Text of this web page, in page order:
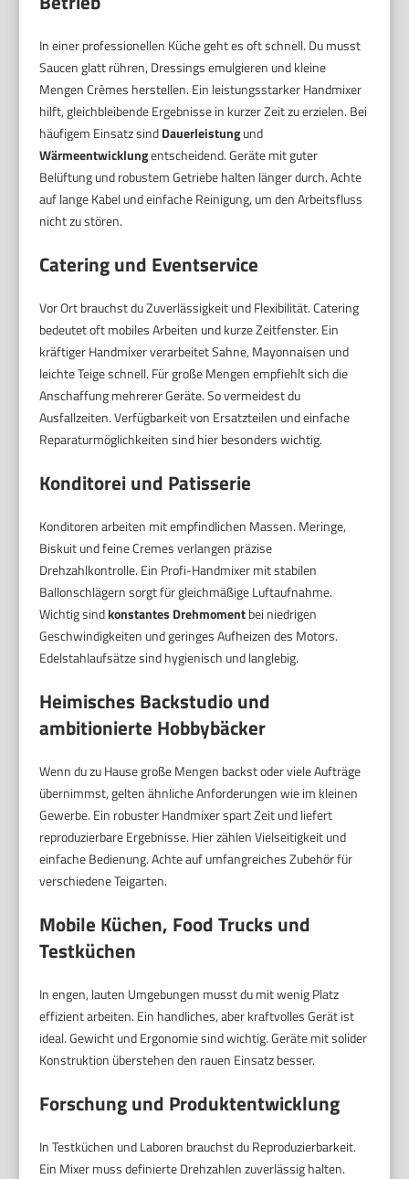
In einer professionellen Küche geht es oft schnell. Du musst
Saucen glatt rühren, Dressings emulgieren und kleine
Mengen Crèmes herstellen. Ein leistungsstarker Handmixer
hilft, gleichbleibende Ergebnisse in kurzer Zeit zu erzielen. Bei
häufigem Einsatz sindDauerleistungund
Wärmeentwicklungentscheidend. Geräte mit guter
Belüftung und robustem Getriebe halten länger durch. Achte
auf lange Kabel und einfache Reinigung, um den Arbeitsfluss
nicht zu stören.
Catering und Eventservice
Vor Ort brauchst du Zuverlässigkeit und Flexibilität. Catering
bedeutet oft mobiles Arbeiten und kurze Zeitfenster. Ein
kräftiger Handmixer verarbeitet Sahne, Mayonnaisen und
leichte Teige schnell. Für große Mengen empfiehlt sich die
Anschaffung mehrerer Geräte. So vermeidest du
Ausfallzeiten. Verfügbarkeit von Ersatzteilen und einfache
Reparaturmöglichkeiten sind hier besonders wichtig.
Konditorei und Patisserie
Konditoren arbeiten mit empfindlichen Massen. Meringe,
Biskuit und feine Cremes verlangen präzise
Drehzahlkontrolle. Ein Profi-Handmixer mit stabilen
Ballonschlägern sorgt für gleichmäßige Luftaufnahme.
Wichtig sindkonstantes Drehmomentbei niedrigen
Geschwindigkeiten und geringes Aufheizen des Motors.
Edelstahlaufsätze sind hygienisch und langlebig.
Heimisches Backstudio und
ambitionierte Hobbybäcker
Wenn du zu Hause große Mengen backst oder viele Aufträge
übernimmst, gelten ähnliche Anforderungen wie im kleinen
Gewerbe. Ein robuster Handmixer spart Zeit und liefert
reproduzierbare Ergebnisse. Hier zählen Vielseitigkeit und
einfache Bedienung. Achte auf umfangreiches Zubehör für
verschiedene Teigarten.
Mobile Küchen, Food Trucks und
Testküchen
In engen, lauten Umgebungen musst du mit wenig Platz
effizient arbeiten. Ein handliches, aber kraftvolles Gerät ist
ideal. Gewicht und Ergonomie sind wichtig. Geräte mit solider
Konstruktion überstehen den rauen Einsatz besser.
Forschung und Produktentwicklung
In Testküchen und Laboren brauchst du Reproduzierbarkeit.
Ein Mixer muss definierte Drehzahlen zuverlässig halten.